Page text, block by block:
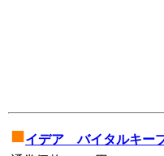
■イデア バイタルキー